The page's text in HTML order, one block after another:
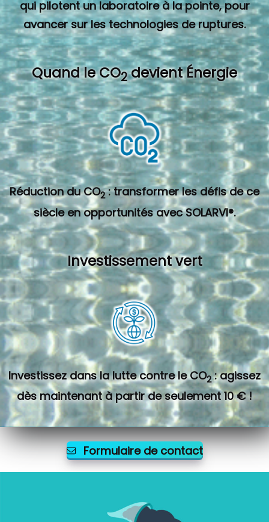
qui pilotent un laboratoire à la pointe, pour
avancer sur les technologies de ruptures.
Quand le CO2devient Énergie
Réduction du CO2 : transformer les défis de ce
siècle en opportunités avec SOLARVI®.
Investissement vert
Investissez dans la lutte contre le CO2 : agissez
dès maintenant à partir de seulement 10 € !
Formulaire de contact